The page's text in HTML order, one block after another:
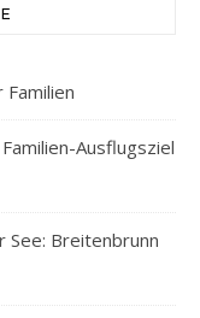
Ausflugsziel
See: Breitenbrunn